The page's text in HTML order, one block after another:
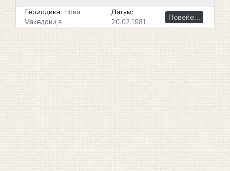
Периодика: Нова
Македонија
Датум:
20.02.1981
Повеќе...